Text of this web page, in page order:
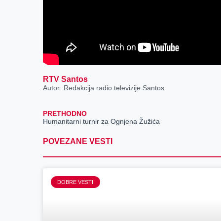
RTV Santos
Autor: Redakcija radio televizije Santos
PRETHODNO
Humanitarni turnir za Ognjena Žužića
POVEZANE VESTI
DOBRE VESTI